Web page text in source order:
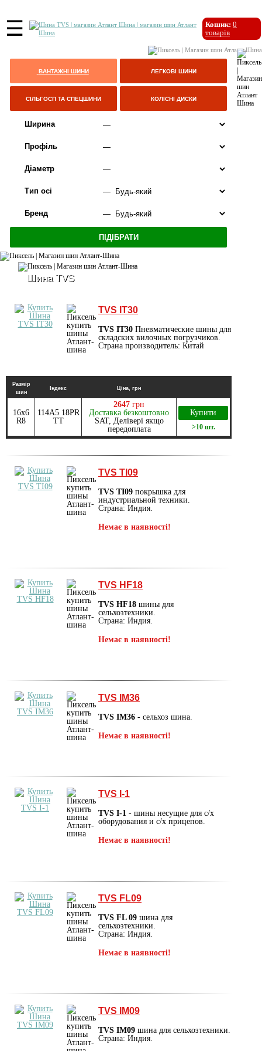
☰ Кошик: 0
товарів
ВАНТАЖНІ ШИНИ ЛЕГКОВІ ШИНИ
СІЛЬГОСП ТА СПЕЦШИНИ КОЛІСНІ ДИСКИ
Ширина
Профіль
Діаметр
Тип осі
Бренд
Шина TVS
TVS IT30
TVS IT30 Пневматические шины для
складских вилочных погрузчиков.
Страна производитель: Китай
Размір
шин
Індекс Ціна, грн
16x6
R8
114A5 18PR
TT
2647 грн
Доставка безкоштовно
SAT, Делівері якщо
передоплата
Купити
>10 шт.
TVS TI09
TVS TI09 покрышка для
индустриальной техники.
Страна: Индия.
Немає в наявності!
TVS HF18
TVS HF18 шины для
сельхозтехники.
Страна: Индия.
Немає в наявності!
TVS IM36
TVS IM36 - сельхоз шина.
Немає в наявності!
TVS I-1
TVS I-1 - шины несущие для с/х
оборудования и с/х прицепов.
Немає в наявності!
TVS FL09
TVS FL 09 шина для
сельхозтехники.
Страна: Индия.
Немає в наявності!
TVS IM09
TVS IM09 шина для сельхозтехники.
Страна: Индия.